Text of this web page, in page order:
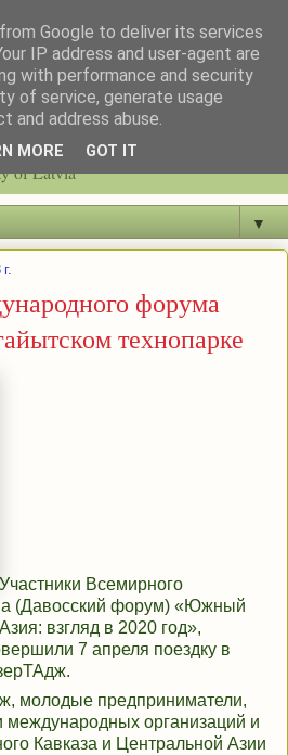
/ Общество азербайджанцев
of Latvia
▼
форума
технопарке
Участники Всемирного
(Давосский форум) «Южный
взгляд в 2020 год»,
7 апреля поездку в
.
молодые предприниматели,
международных организаций и
Кавказа и Центральной Азии
Google to deliver its services
IP address and user-agent are
with performance and security
of service, generate usage
and address abuse.
MORE GOT IT